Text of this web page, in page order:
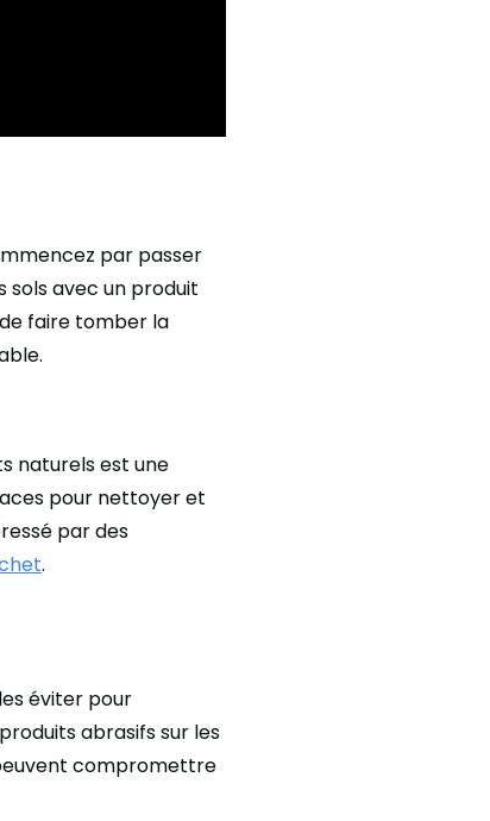
par passer
sols avec un produit
faire tomber la
naturels est une
pour nettoyer et
par des
.
éviter pour
abrasifs sur les
compromettre